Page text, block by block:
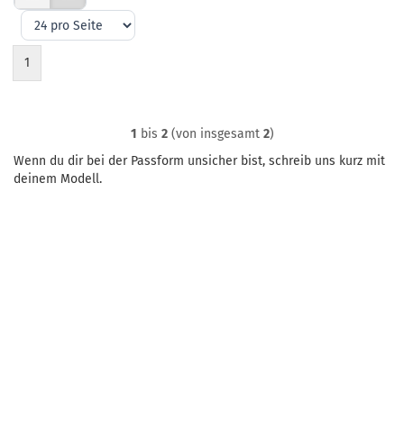
pro
Seite
1
1 bis 2(von insgesamt 2)
Wenn du dir bei der Passform unsicher bist, schreib uns kurz mit
deinem Modell.